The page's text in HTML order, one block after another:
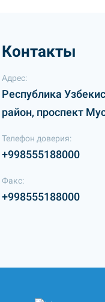
Контакты
Адрес:
Республика
район, проспект
Телефон доверия:
+998555188000
Факс:
+998555188000